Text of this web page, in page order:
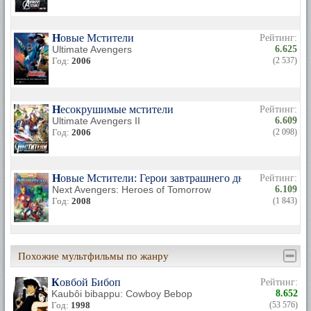
Новые Мстители
Ultimate Avengers
Год: 2006
Рейтинг:
6.625
(2 537)
Несокрушимые мстители
Ultimate Avengers II
Год: 2006
Рейтинг:
6.609
(2 098)
Новые Мстители: Герои завтрашнего дня
Next Avengers: Heroes of Tomorrow
Год: 2008
Рейтинг:
6.109
(1 843)
Похожие мультфильмы по жанру
Ковбой Бибоп
Kaubôi bibappu: Cowboy Bebop
Год: 1998
Рейтинг:
8.652
(53 576)